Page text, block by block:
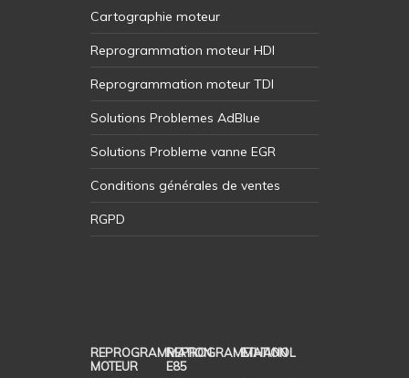
Cartographie moteur
Reprogrammation moteur HDI
Reprogrammation moteur TDI
Solutions Problemes AdBlue
Solutions Probleme vanne EGR
Conditions générales de ventes
RGPD
REPROGRAMMATION
MOTEUR
REPROGRAMMATION
E85
ETHANOL